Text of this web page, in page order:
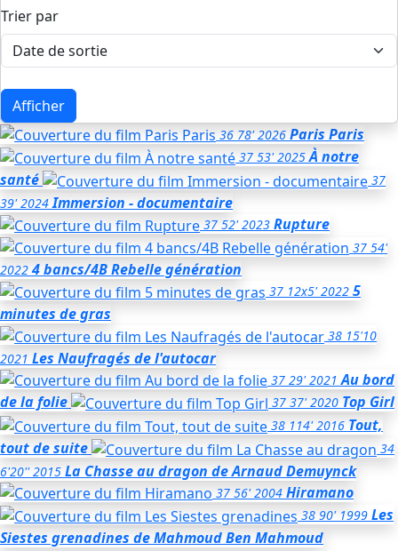
Trier par
Afficher
36 78' 2026 Paris Paris
37 53' 2025 À notre
santé
37
39' 2024 Immersion - documentaire
37 52' 2023 Rupture
37 54'
2022 4 bancs/4B Rebelle génération
37 12x5' 2022 5
minutes de gras
38 15'10
2021 Les Naufragés de l'autocar
37 29' 2021 Au bord
de la folie
37 37' 2020 Top Girl
38 114' 2016 Tout,
tout de suite
34
6'20'' 2015 La Chasse au dragon de Arnaud Demuynck
37 56' 2004 Hiramano
38 90' 1999 Les
Siestes grenadines de Mahmoud Ben Mahmoud